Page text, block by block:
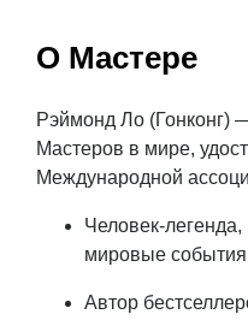
О Мастере
Рэймонд Ло (Гонконг)
Мастеров в мире,
Международной
Человек-
мировые события
Автор